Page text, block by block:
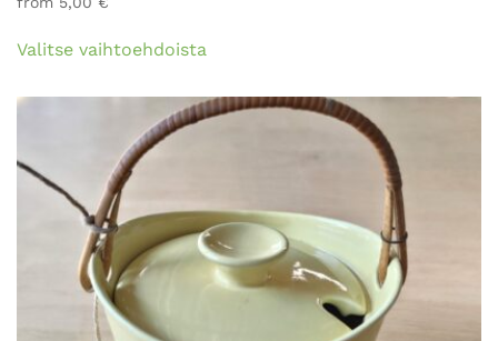
Valitse vaihtoehdoistatuotteella
useampi
valinnat
tuotteen
sivulla.